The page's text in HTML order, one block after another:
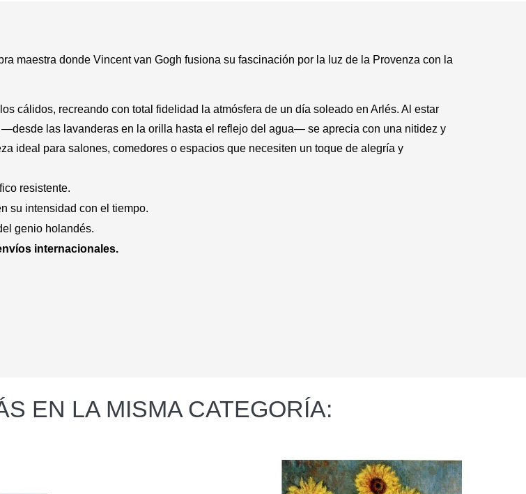
maestra donde Vincent van Gogh fusiona su fascinación por la luz de la Provenza con la
cálidos, recreando con total fidelidad la atmósfera de un día soleado en Arlés. Al estar
—desde las lavanderas en la orilla hasta el reflejo del agua— se aprecia con una nitidez y
ideal para salones, comedores o espacios que necesiten un toque de alegría y
resistente.
su intensidad con el tiempo.
genio holandés.
internacionales.
EN LA MISMA CATEGORÍA: